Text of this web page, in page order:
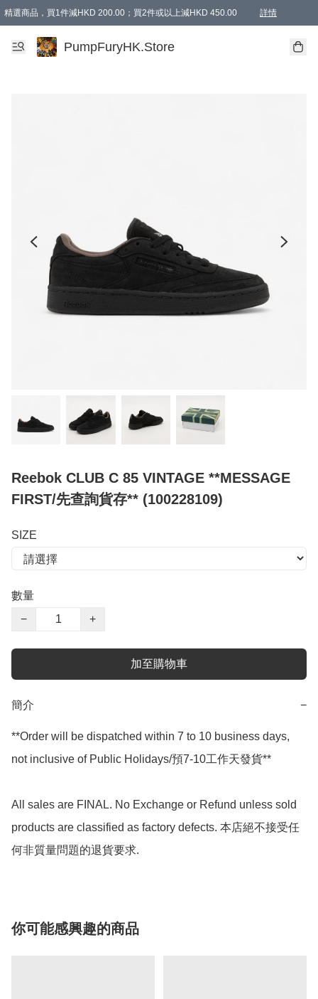
精選商品，買1件減HKD 200.00；買2件或以上減HKD 450.00 詳情
AAPE商品,會員專享9折或以上（按會員等級）AAPE products, members can
精選商品，任選買2件或以上減HKD 100.00
購物滿 HKD 800.00即享免運費優惠！（適用於 特定的送貨方式 )
PumpFuryHK.Store
Reebok CLUB C 85 VINTAGE **MESSAGE
FIRST/先查詢貨存** (100228109)
SIZE
數量
−
+
加至購物車
簡介 −
**Order will be dispatched within 7 to 10 business days,
not inclusive of Public Holidays/預7-10工作天發貨**
All sales are FINAL. No Exchange or Refund unless sold
products are classified as factory defects. 本店絕不接受任
你可能感興趣的商品